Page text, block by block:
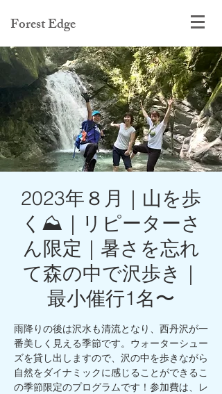
Forest Edge
2023年８月｜山を歩
く⛰️｜リピーターさ
ん限定｜暑さを忘れ
て森の中で沢歩き｜
最小催行1名〜
雨降りの後は沢水も清流となり、西丹沢が一
番美しく見える季節です。ウォーターシュー
ズを貸し出しますので、沢の中を歩きながら
自然をダイナミックに感じることができるこ
の季節限定のプログラムです！参加費は、レ